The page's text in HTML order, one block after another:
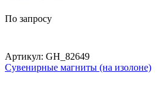
По запросу
Артикул: GH_82649
Сувенирные магниты (на изолоне)